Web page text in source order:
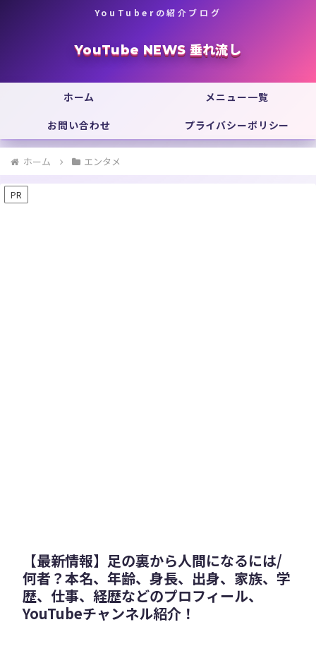
YouTuberの紹介ブログ
YouTube NEWS 垂れ流し
ホーム
メニュー一覧
お問い合わせ
プライバシーポリシー
ホーム エンタメ
PR
【最新情報】足の裏から人間になるには/
何者？本名、年齢、身長、出身、家族、学
歴、仕事、経歴などのプロフィール、
YouTubeチャンネル紹介！